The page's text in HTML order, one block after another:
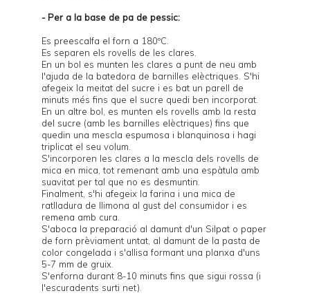
- Per a la base de pa de pessic:
Es preescalfa el forn a 180ºC.
Es separen els rovells de les clares.
En un bol es munten les clares a punt de neu amb
l'ajuda de la batedora de barnilles elèctriques. S'hi
afegeix la meitat del sucre i es bat un parell de
minuts més fins que el sucre quedi ben incorporat.
En un altre bol, es munten els rovells amb la resta
del sucre (amb les barnilles elèctriques) fins que
quedin una mescla espumosa i blanquinosa i hagi
triplicat el seu volum.
S'incorporen les clares a la mescla dels rovells de
mica en mica, tot remenant amb una espàtula amb
suavitat per tal que no es desmuntin.
Finalment, s'hi afegeix la farina i una mica de
ratlladura de llimona al gust del consumidor i es
remena amb cura.
S'aboca la preparació al damunt d'un Silpat o paper
de forn prèviament untat, al damunt de la pasta de
color congelada i s'allisa formant una planxa d'uns
5-7 mm de gruix.
S'enforna durant 8-10 minuts fins que sigui rossa (i
l'escuradents surti net).